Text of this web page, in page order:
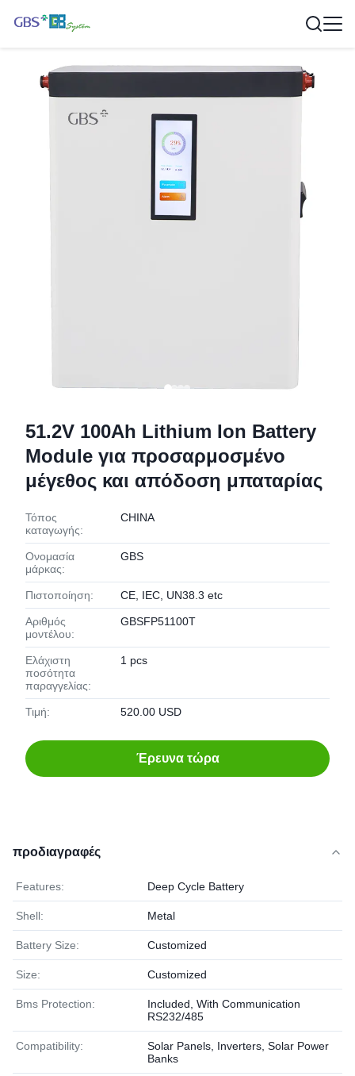
51.2V 100Ah Lithium Ion Battery
Module για προσαρμοσμένο
μέγεθος και απόδοση μπαταρίας
Τόπος
καταγωγής:
CHINA
Ονομασία
μάρκας:
GBS
Πιστοποίηση: CE, IEC, UN38.3 etc
Αριθμός
μοντέλου:
GBSFP51100T
Ελάχιστη
ποσότητα
παραγγελίας:
1 pcs
Τιμή: 520.00 USD
Έρευνα τώρα
προδιαγραφές
Features: Deep Cycle Battery
Shell: Metal
Battery Size: Customized
Size: Customized
Bms Protection:
Included, With Communication
RS232/485
Compatibility:
Solar Panels, Inverters, Solar Power
Banks